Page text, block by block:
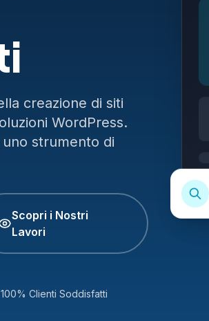
creazione di siti
WordPress.
strumento di
Scopri i Nostri
Lavori
100% Clienti Soddisfatti